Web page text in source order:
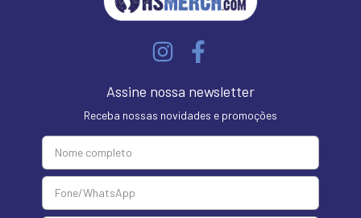
Assine nossa newsletter
Receba nossas novidades e promoções